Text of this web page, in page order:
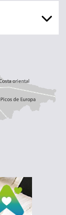
Picos de Europa